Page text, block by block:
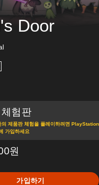
Door
험판
의 제품판 체험을 플레이하려면
가입하세요
원
가입하기